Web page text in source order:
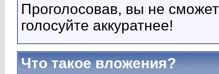
Проголосовав, вы не
голосуйте аккуратнее!
Что такое вложения?